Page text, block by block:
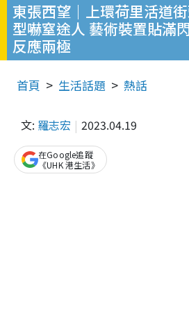
東張西望｜上環荷里活道
型嚇窒途人 藝術裝置貼滿
反應兩極
首頁 生活話題 熱話
文: 羅志宏 2023.04.19
在Google追蹤
《UHK 港生活》